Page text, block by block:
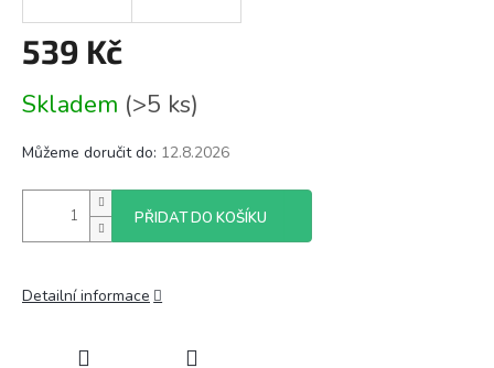
539 Kč
cena:
Skladem (>5 ks)
Můžeme doručit do: 12.8.2026
PŘIDAT DO KOŠÍKU
Detailní informace